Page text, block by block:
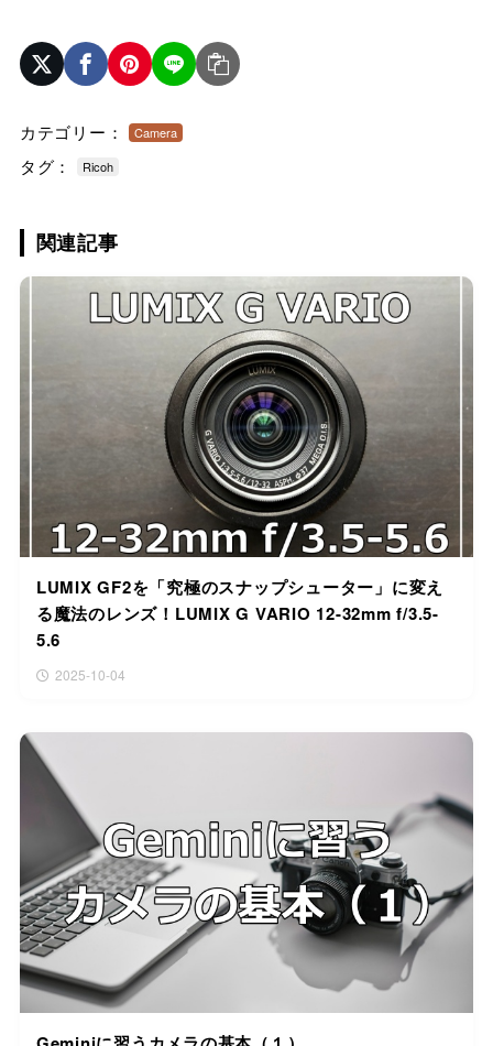
カテゴリー： Camera
タグ： Ricoh
関連記事
LUMIX GF2を「究極のスナップシューター」に変え
る魔法のレンズ！LUMIX G VARIO 12-32mm f/3.5-
5.6
2025-10-04